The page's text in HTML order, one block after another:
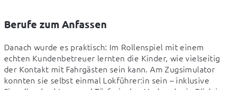
Berufe zum Anfassen
Danach wurde es praktisch: Im Rollenspiel mit einem
echten Kundenbetreuer lernten die Kinder, wie vielseitig
der Kontakt mit Fahrgästen sein kann. Am Zugsimulator
konnten sie selbst einmal Lokführer:in sein – inklusive